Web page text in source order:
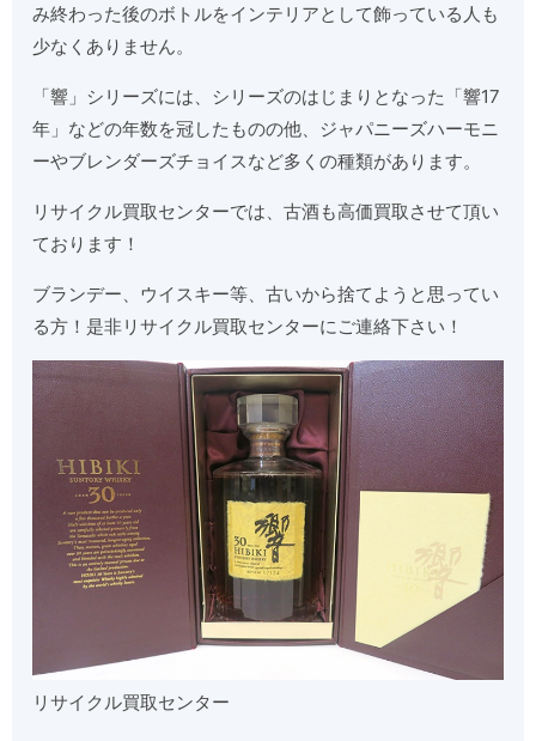
み終わった後のボトルをインテリアとして飾っている人も
少なくありません。
「響」シリーズには、シリーズのはじまりとなった「響17
年」などの年数を冠したものの他、ジャパニーズハーモニ
ーやブレンダーズチョイスなど多くの種類があります。
リサイクル買取センターでは、古酒も高価買取させて頂い
ております！
ブランデー、ウイスキー等、古いから捨てようと思ってい
る方！是非リサイクル買取センターにご連絡下さい！
リサイクル買取センター